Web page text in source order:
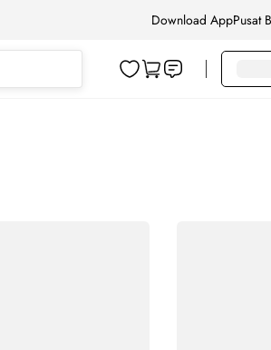
Download AppPusat